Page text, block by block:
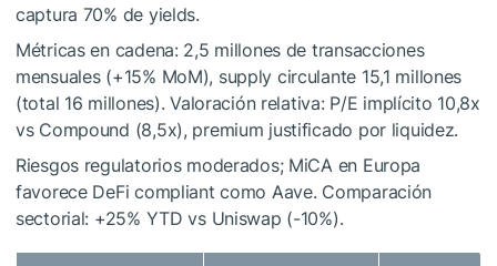
captura 70% de yields.
Métricas en cadena: 2,5 millones de transacciones
mensuales (+15% MoM), supply circulante 15,1 millones
(total 16 millones). Valoración relativa: P/E implícito 10,8x
vs Compound (8,5x), premium justificado por liquidez.
Riesgos regulatorios moderados; MiCA en Europa
favorece DeFi compliant como Aave. Comparación
sectorial: +25% YTD vs Uniswap (-10%).